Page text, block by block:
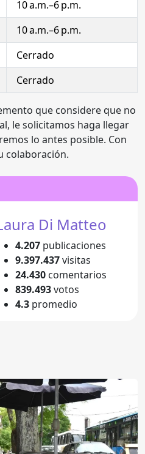
10 a.m.–6 p.m.
10 a.m.–6 p.m.
Cerrado
Cerrado
que considere que no
le solicitamos haga llegar
lo antes posible. Con
colaboración.
Di Matteo
4.207 publicaciones
9.397.437visitas
24.430 comentarios
839.493votos
4.3 promedio